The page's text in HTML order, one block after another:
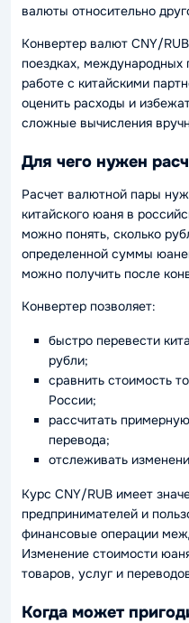
валюты относительно
Конвертер валют CNY/
поездках, международных
работе с китайскими
оценить расходы и
сложные вычисления
Для чего нужен
Расчет валютной пары
китайского юаня в
можно понять, сколько
определенной суммы
можно получить после
Конвертер позволяет:
быстро перевести
рубли;
сравнить стоимость
России;
рассчитать
перевода;
отслеживать
Курс CNY/RUB имеет
предпринимателей и
финансовые операции
Изменение стоимости
товаров, услуг и
Когда может